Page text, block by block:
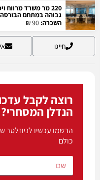
220 מר משרד
גבוהה במתחם
השכרה:
חייגו
רוצה לקבל
הנדלן המסחרי?
הרשמו עכשיו לניוזלטר
כולם